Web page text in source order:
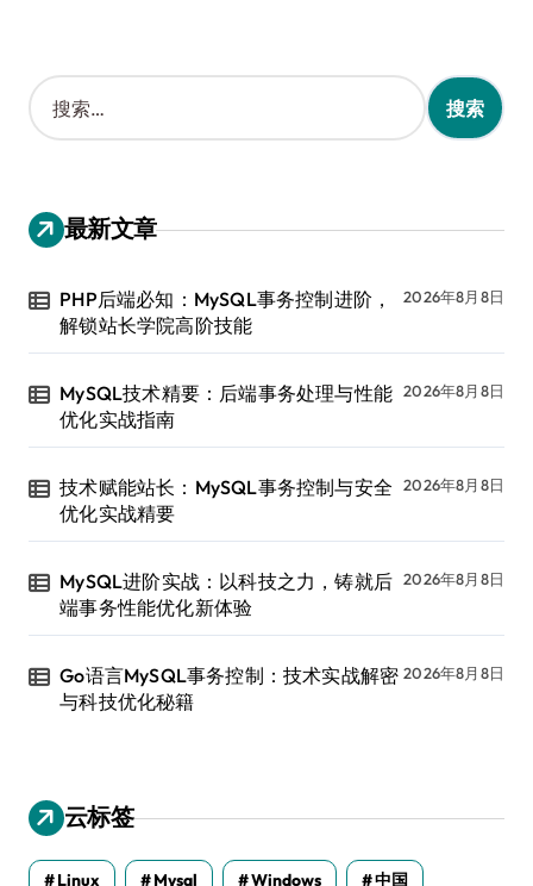
搜
索
：
最新文章
PHP后端必知：MySQL事务控制进阶，
解锁站长学院高阶技能
2026年8月8日
MySQL技术精要：后端事务处理与性能
优化实战指南
2026年8月8日
技术赋能站长：MySQL事务控制与安全
优化实战精要
2026年8月8日
MySQL进阶实战：以科技之力，铸就后
端事务性能优化新体验
2026年8月8日
Go语言MySQL事务控制：技术实战解密
与科技优化秘籍
2026年8月8日
云标签
Linux Mysql Windows 中国